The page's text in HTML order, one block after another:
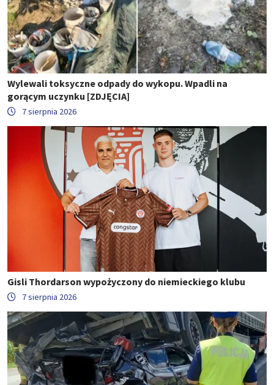
Wylewali toksyczne odpady do wykopu. Wpadli na
gorącym uczynku [ZDJĘCIA]
7 sierpnia 2026
Gisli Thordarson wypożyczony do niemieckiego klubu
7 sierpnia 2026